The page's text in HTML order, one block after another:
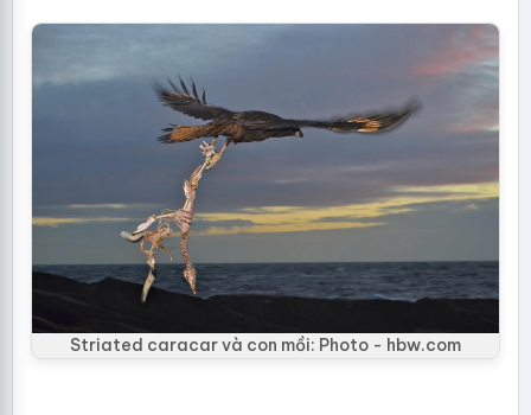
Striated caracar và con mồi: Photo - hbw.com